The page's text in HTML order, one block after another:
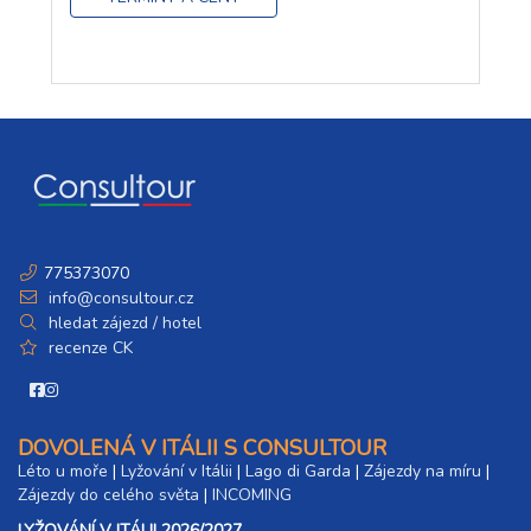
775373070
info@consultour.cz
hledat zájezd / hotel
recenze CK
DOVOLENÁ V ITÁLII S CONSULTOUR
Léto u moře | Lyžování v Itálii | Lago di Garda | Zájezdy na míru |
Zájezdy do celého světa | INCOMING